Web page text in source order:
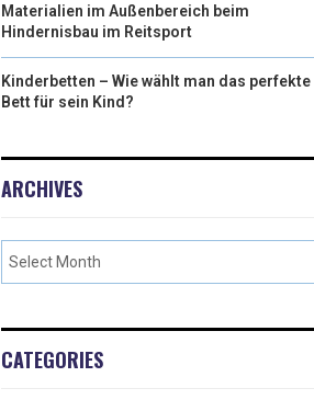
Materialien im Außenbereich beim
Hindernisbau im Reitsport
Kinderbetten – Wie wählt man das perfekte
Bett für sein Kind?
ARCHIVES
CATEGORIES